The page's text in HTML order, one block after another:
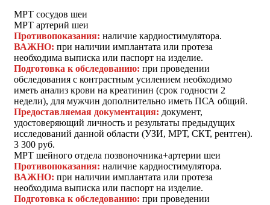
МРТ сосудов шеи
МРТ артерий шеи
Противопоказания: наличие кардиостимулятора.
ВАЖНО: при наличии имплантата или протеза
необходима выписка или паспорт на изделие.
Подготовка к обследованию: при проведении
обследования с контрастным усилением необходимо
иметь анализ крови на креатинин (срок годности 2
недели), для мужчин дополнительно иметь ПСА общий.
Предоставляемая документация: документ,
удостоверяющий личность и результаты предыдущих
исследований данной области (УЗИ, МРТ, СКТ, рентген).
3 300 руб.
МРТ шейного отдела позвоночника+артерии шеи
Противопоказания: наличие кардиостимулятора.
ВАЖНО: при наличии имплантата или протеза
необходима выписка или паспорт на изделие.
Подготовка к обследованию: при проведении